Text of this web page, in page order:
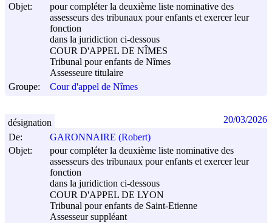
Objet:
pour compléter la deuxième liste nominative des
assesseurs des tribunaux pour enfants et exercer leur
fonction
dans la juridiction ci-dessous
COUR D'APPEL DE NÎMES
Tribunal pour enfants de Nîmes
Assesseure titulaire
Groupe:
Cour d'appel de Nîmes
De:
GARONNAIRE (Robert)
Objet:
pour compléter la deuxième liste nominative des
assesseurs des tribunaux pour enfants et exercer leur
fonction
dans la juridiction ci-dessous
COUR D'APPEL DE LYON
Tribunal pour enfants de Saint-Etienne
Assesseur suppléant
désignation 20/03/2026